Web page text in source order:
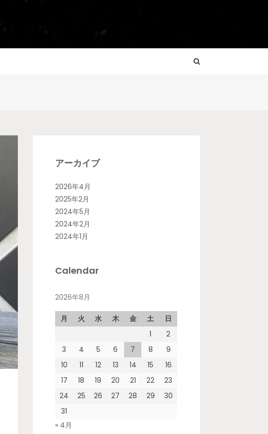
アーカイブ
2026年4月
2025年2月
2024年5月
2024年2月
2024年1月
Calendar
2026年8月
月 火 水 木 金 土
日
1
2
3
4 5 6 7 8
9
10
11 12 13 14 15
16
17
18 19 20 21 22
23
24
25 26 27 28 29
30
31
« 4月